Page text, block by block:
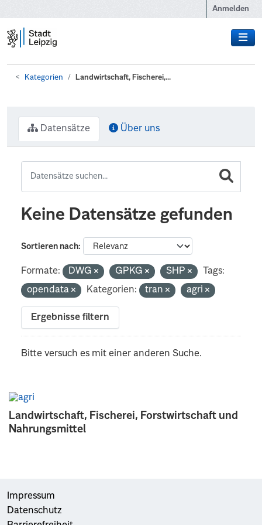
Anmelden
Kategorien Landwirtschaft, Fischerei,...
Landwirtschaft, Fischerei, Forstwirtschaft und
Nahrungsmittel
Datensätze Über uns
Keine Datensätze gefunden
Sortieren nach
Formate: DWG GPKG SHP
Tags:
opendata
Kategorien: tran agri
Ergebnisse filtern
Bitte versuch es mit einer anderen Suche.
Impressum
Datenschutz